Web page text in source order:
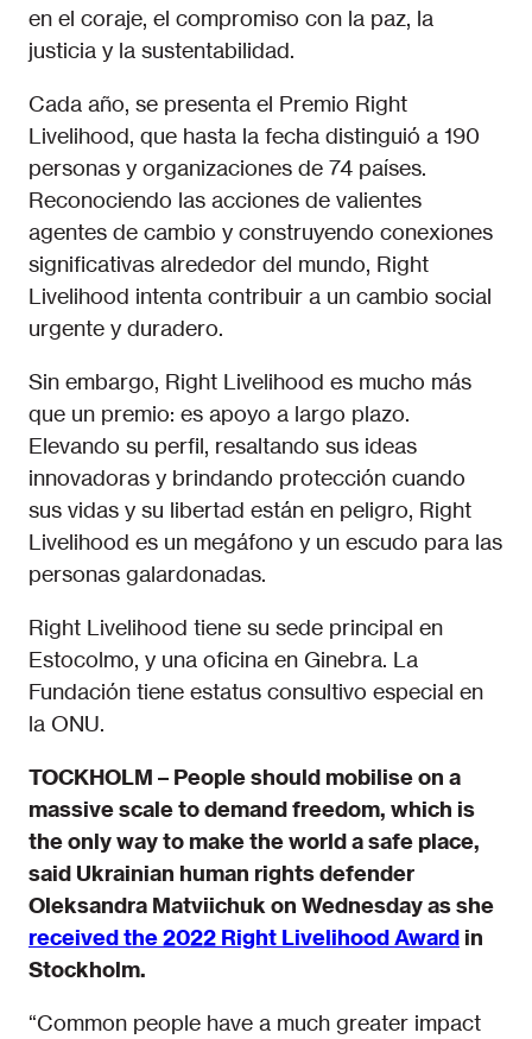
en el coraje, el compromiso con la paz, la
justicia y la sustentabilidad.
Cada año, se presenta el Premio Right
Livelihood, que hasta la fecha distinguió a 190
personas y organizaciones de 74 países.
Reconociendo las acciones de valientes
agentes de cambio y construyendo conexiones
significativas alrededor del mundo, Right
Livelihood intenta contribuir a un cambio social
urgente y duradero.
Sin embargo, Right Livelihood es mucho más
que un premio: es apoyo a largo plazo.
Elevando su perfil, resaltando sus ideas
innovadoras y brindando protección cuando
sus vidas y su libertad están en peligro, Right
Livelihood es un megáfono y un escudo para las
personas galardonadas.
Right Livelihood tiene su sede principal en
Estocolmo, y una oficina en Ginebra. La
Fundación tiene estatus consultivo especial en
la ONU.
TOCKHOLM – People should mobilise on a
massive scale to demand freedom, which is
the only way to make the world a safe place,
said Ukrainian human rights defender
Oleksandra Matviichuk on Wednesday as she
received the 2022 Right Livelihood Award in
Stockholm.
“Common people have a much greater impact